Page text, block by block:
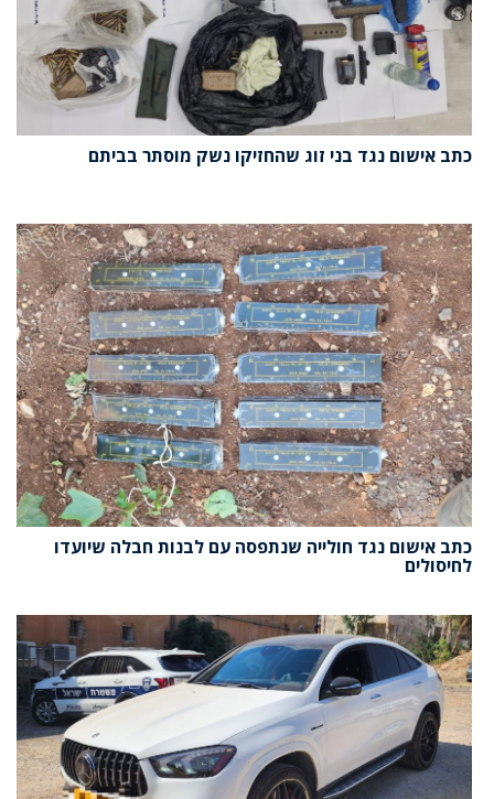
כתב אישום נגד בני זוג שהחזיקו נשק מוסתר בביתם
כתב אישום נגד חולייה שנתפסה עם לבנות חבלה שיועדו
לחיסולים